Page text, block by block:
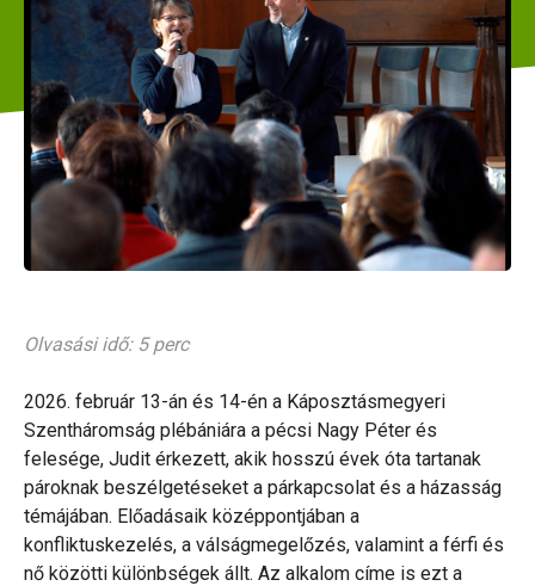
Olvasási idő: 5 perc
2026. február 13-án és 14-én a Káposztásmegyeri
Szentháromság plébániára a pécsi Nagy Péter és
felesége, Judit érkezett, akik hosszú évek óta tartanak
pároknak beszélgetéseket a párkapcsolat és a házasság
témájában. Előadásaik középpontjában a
konfliktuskezelés, a válságmegelőzés, valamint a férfi és
nő közötti különbségek állt. Az alkalom címe is ezt a